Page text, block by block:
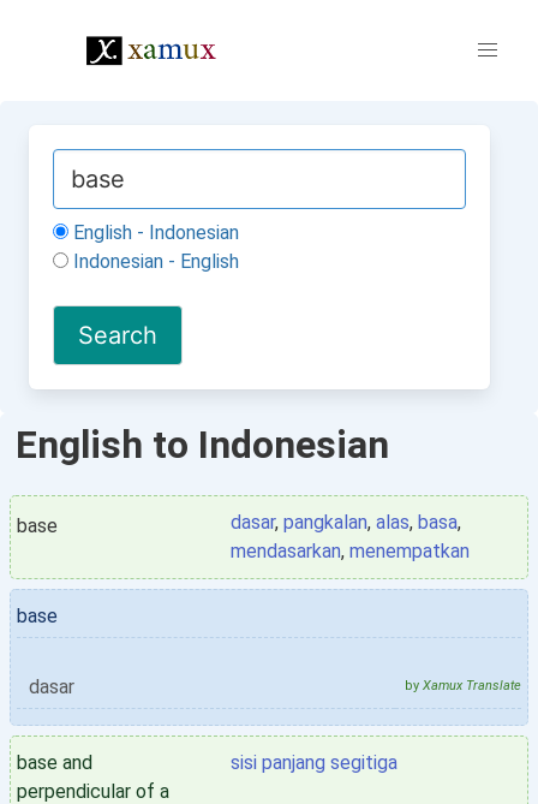
English - Indonesian
Indonesian - English
English to Indonesian
base dasar, pangkalan, alas, basa,
mendasarkan, menempatkan
base
dasar by Xamux Translate
base and
perpendicular of a
sisi panjang segitiga